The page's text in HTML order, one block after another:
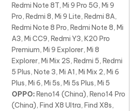
Redmi Note 8T, Mi 9 Pro 5G, Mi 9
Pro, Redmi 8, Mi 9 Lite, Redmi 8A,
Redmi Note 8 Pro, Redmi Note 8, Mi
A3, Mi CC9, Redmi Y3, K20 Pro
Premium, Mi 9 Explorer, Mi 8
Explorer, Mi Mix 2S, Redmi 5, Redmi
5 Plus, Note 3, Mi A1, Mi Mix 2, Mi 6
Plus, Mi 6, Mi 5s, Mi 5s Plus, Mi 5
OPPO: Reno14 (China), Reno14 Pro
(China), Find X8 Ultra, Find X8s,